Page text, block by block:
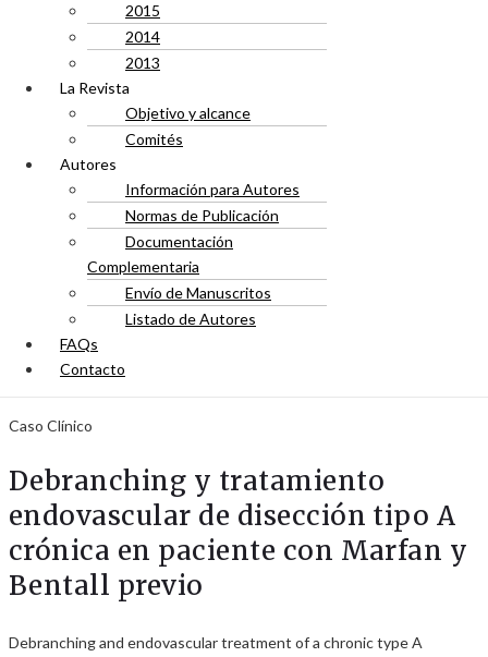
2015
2014
2013
La Revista
Objetivo y alcance
Comités
Autores
Información para Autores
Normas de Publicación
Documentación
Complementaria
Envío de Manuscritos
Listado de Autores
FAQs
Contacto
Caso Clínico
Debranching y tratamiento
endovascular de disección tipo A
crónica en paciente con Marfan y
Bentall previo
Debranching and endovascular treatment of a chronic type A